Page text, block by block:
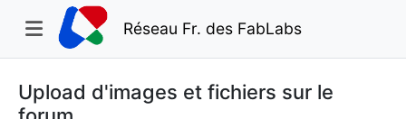
Réseau Fr. des FabLabs
Upload d'images et fichiers sur le